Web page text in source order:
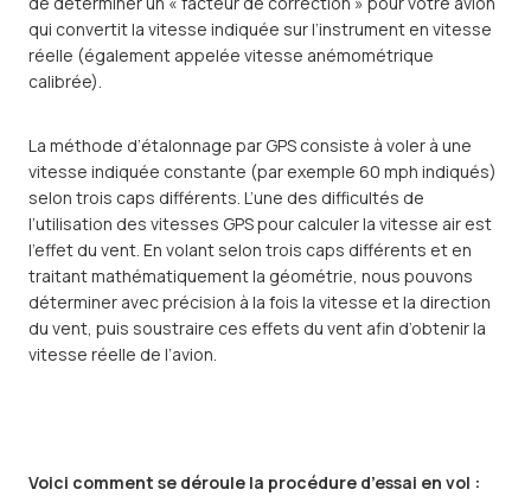
qui convertit la vitesse indiquée sur l’instrument en vitesse
réelle (également appelée vitesse anémométrique
calibrée).
La méthode d’étalonnage par GPS consiste à voler à une
vitesse indiquée constante (par exemple 60 mph indiqués)
selon trois caps différents. L’une des difficultés de
l’utilisation des vitesses GPS pour calculer la vitesse air est
l’effet du vent. En volant selon trois caps différents et en
traitant mathématiquement la géométrie, nous pouvons
déterminer avec précision à la fois la vitesse et la direction
du vent, puis soustraire ces effets du vent afin d’obtenir la
vitesse réelle de l’avion.
Voici comment se déroule la procédure d’essai en vol :